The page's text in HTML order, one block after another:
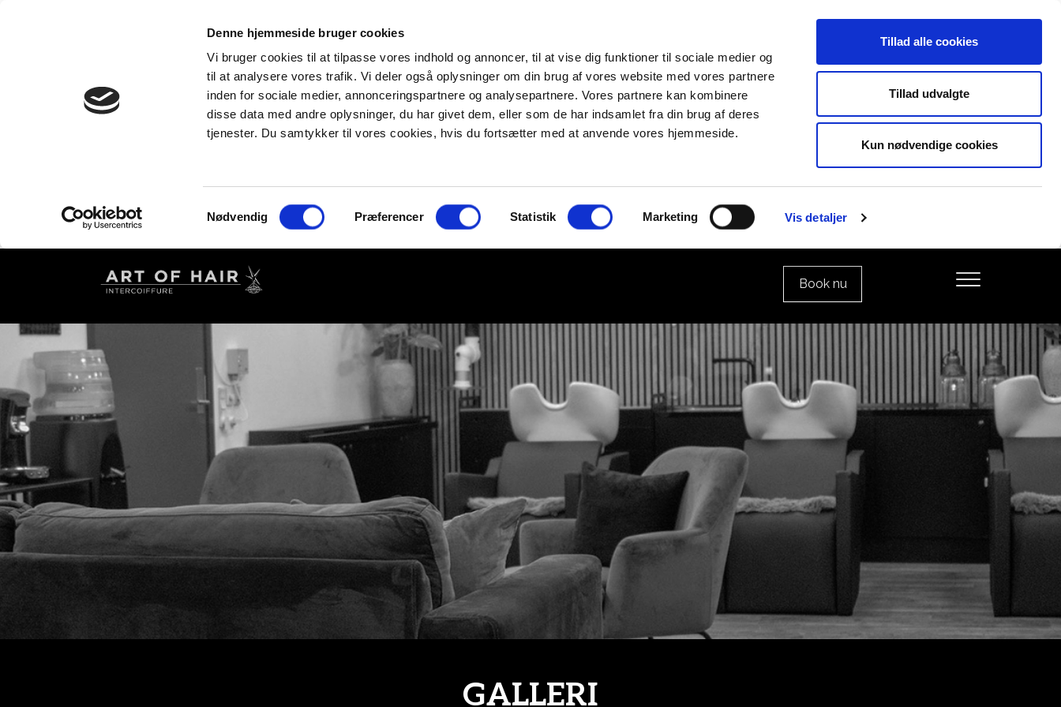
Denne hjemmeside bruger cookies
Vi bruger cookies til at tilpasse vores indhold og annoncer, til at vise dig funktioner til sociale medier og
til at analysere vores trafik. Vi deler også oplysninger om din brug af vores website med vores partnere
inden for sociale medier, annonceringspartnere og analysepartnere. Vores partnere kan kombinere
disse data med andre oplysninger, du har givet dem, eller som de har indsamlet fra din brug af deres
tjenester. Du samtykker til vores cookies, hvis du fortsætter med at anvende vores hjemmeside.
Samtykkevalg
Nødvendig Præferencer Statistik Marketing Vis detaljer
Tillad alle cookies
Tillad udvalgte
Kun nødvendige cookies
Book nu
GALLERI